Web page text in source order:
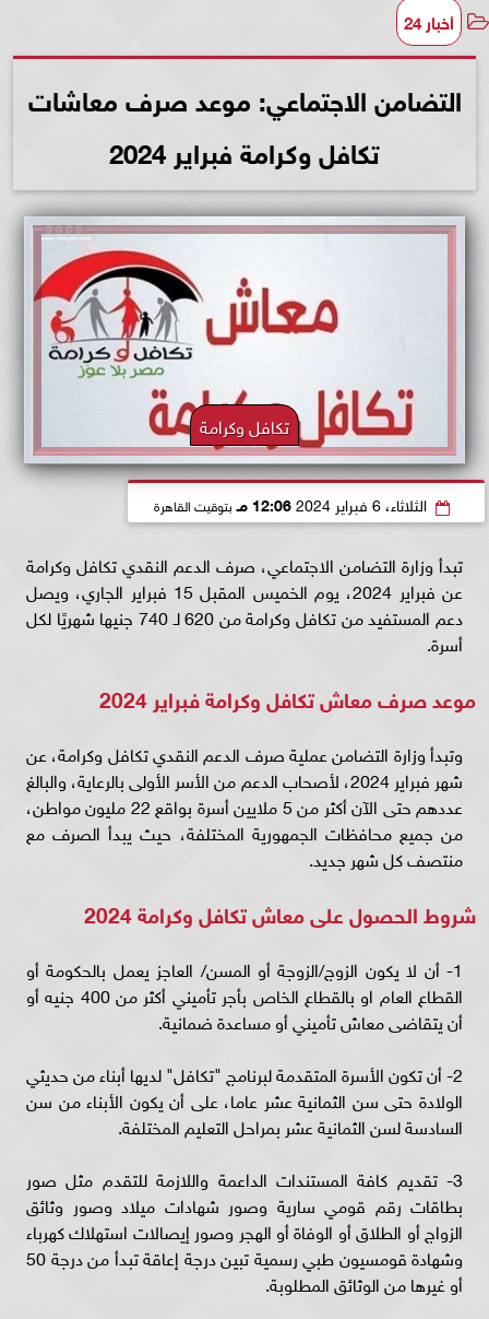
أخبار 24
التضامن الاجتماعي: موعد صرف معاشات
تكافل وكرامة فبراير 2024
تكافل وكرامة
الثلاثاء، 6 فبراير 2024 12:06 مـ بتوقيت القاهرة
تبدأ وزارة التضامن الاجتماعي، صرف الدعم النقدي تكافل وكرامة
عن فبراير 2024، يوم الخميس المقبل 15 فبراير الجاري، ويصل
دعم المستفيد من تكافل وكرامة من 620 لـ 740 جنيها شهريًا لكل
أسرة.
موعد صرف معاش تكافل وكرامة فبراير 2024
وتبدأ وزارة التضامن عملية صرف الدعم النقدي تكافل وكرامة، عن
شهر فبراير 2024، لأصحاب الدعم من الأسر الأولى بالرعاية، والبالغ
عددهم حتى الآن أكثر من 5 ملايين أسرة بواقع 22 مليون مواطن،
من جميع محافظات الجمهورية المختلفة، حيث يبدأ الصرف مع
منتصف كل شهر جديد.
شروط الحصول على معاش تكافل وكرامة 2024
1- أن لا يكون الزوج/الزوجة أو المسن/ العاجز يعمل بالحكومة أو
القطاع العام او بالقطاع الخاص بأجر تأميني أكثر من 400 جنيه أو
أن يتقاضى معاش تأميني أو مساعدة ضمانية.
2- أن تكون الأسرة المتقدمة لبرنامج "تكافل" لديها أبناء من حديثي
الولادة حتى سن الثمانية عشر عاما، على أن يكون الأبناء من سن
السادسة لسن الثمانية عشر بمراحل التعليم المختلفة.
3- تقديم كافة المستندات الداعمة واللازمة للتقدم مثل صور
بطاقات رقم قومي سارية وصور شهادات ميلاد وصور وثائق
الزواج أو الطلاق أو الوفاة أو الهجر وصور إيصالات استهلاك كهرباء
وشهادة قومسيون طبي رسمية تبين درجة إعاقة تبدأ من درجة 50
أو غيرها من الوثائق المطلوبة.